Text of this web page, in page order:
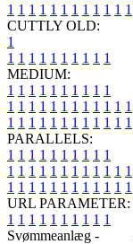
1 1 1 1 1 1 1 1 1 1 1 1
CUTTLY OLD:
1
1 1 1 1 1 1 1 1 1 1
MEDIUM:
1 1 1 1 1 1 1 1 1 1
1 1 1 1 1 1 1 1 1 1 1 1
1 1 1 1 1 1 1 1 1 1 1 1
PARALLELS:
1 1 1 1 1 1 1 1 1 1
1 1 1 1 1 1 1 1 1 1 1 1
1 1 1 1 1 1 1 1 1 1 1 1
URL PARAMETER:
1 1 1 1 1 1 1 1 1 1
Svømmeanlæg -